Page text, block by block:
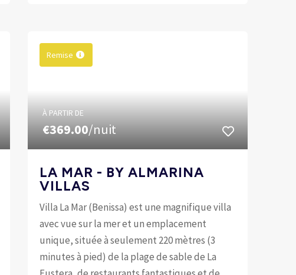
Remise
À PARTIR DE
€369.00/nuit
LA MAR - BY ALMARINA
VILLAS
Villa La Mar (Benissa) est une magnifique villa
avec vue sur la mer et un emplacement
unique, située à seulement 220 mètres (3
minutes à pied) de la plage de sable de La